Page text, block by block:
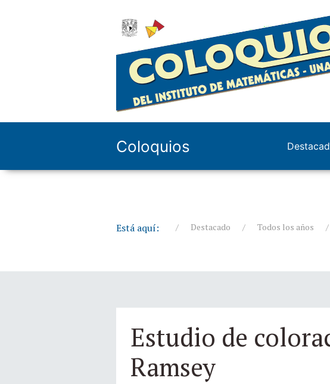
Coloquios
Está aquí: Destacado Todos los años
Estudio de
Ramsey